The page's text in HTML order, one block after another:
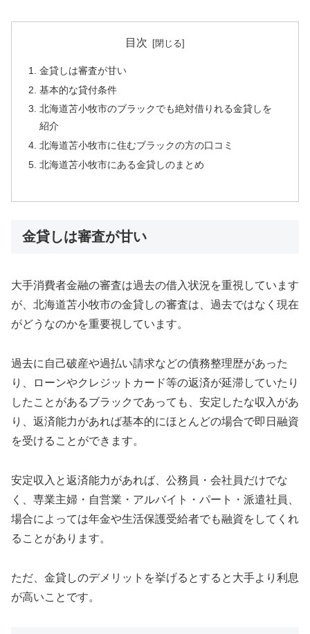
目次
金貸しは審査が甘い
基本的な貸付条件
北海道苫小牧市のブラックでも絶対借りれる金貸しを
紹介
北海道苫小牧市に住むブラックの方の口コミ
北海道苫小牧市にある金貸しのまとめ
金貸しは審査が甘い
大手消費者金融の審査は過去の借入状況を重視しています
が、北海道苫小牧市の金貸しの審査は、過去ではなく現在
がどうなのかを重要視しています。
過去に自己破産や過払い請求などの債務整理歴があった
り、ローンやクレジットカード等の返済が延滞していたり
したことがあるブラックであっても、安定したな収入があ
り、返済能力があれば基本的にほとんどの場合で即日融資
を受けることができます。
安定収入と返済能力があれば、公務員・会社員だけでな
く、専業主婦・自営業・アルバイト・パート・派遣社員、
場合によっては年金や生活保護受給者でも融資をしてくれ
ることがあります。
ただ、金貸しのデメリットを挙げるとすると大手より利息
が高いことです。